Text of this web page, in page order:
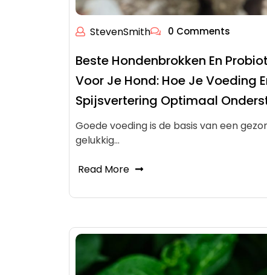
StevenSmith 0 Comments
Beste Hondenbrokken En
Voor Je Hond: Hoe Je Voeding
Spijsvertering Optimaal
Goede voeding is de basis van een
gelukkig…
Read More